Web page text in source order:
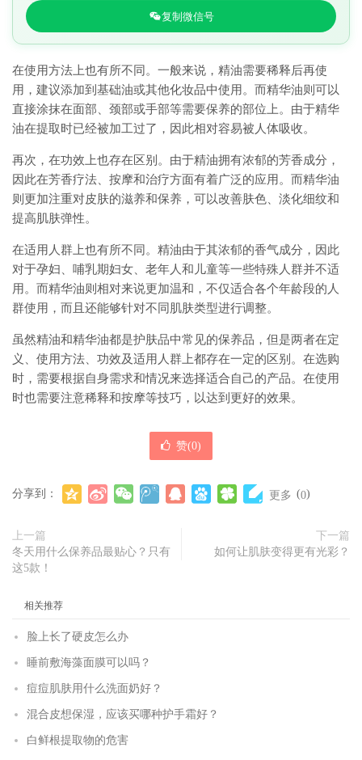
复制微信号
在使用方法上也有所不同。一般来说，精油需要稀释后再使
用，建议添加到基础油或其他化妆品中使用。而精华油则可以
直接涂抹在面部、颈部或手部等需要保养的部位上。由于精华
油在提取时已经被加工过了，因此相对容易被人体吸收。
再次，在功效上也存在区别。由于精油拥有浓郁的芳香成分，
因此在芳香疗法、按摩和治疗方面有着广泛的应用。而精华油
则更加注重对皮肤的滋养和保养，可以改善肤色、淡化细纹和
提高肌肤弹性。
在适用人群上也有所不同。精油由于其浓郁的香气成分，因此
对于孕妇、哺乳期妇女、老年人和儿童等一些特殊人群并不适
用。而精华油则相对来说更加温和，不仅适合各个年龄段的人
群使用，而且还能够针对不同肌肤类型进行调整。
虽然精油和精华油都是护肤品中常见的保养品，但是两者在定
义、使用方法、功效及适用人群上都存在一定的区别。在选购
时，需要根据自身需求和情况来选择适合自己的产品。在使用
时也需要注意稀释和按摩等技巧，以达到更好的效果。
赞(0)
分享到： 更多 (0)
上一篇
冬天用什么保养品最贴心？只有
这5款！
下一篇
如何让肌肤变得更有光彩？
相关推荐
脸上长了硬皮怎么办
睡前敷海藻面膜可以吗？
痘痘肌肤用什么洗面奶好？
混合皮想保湿，应该买哪种护手霜好？
白鲜根提取物的危害